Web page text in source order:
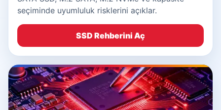
seçiminde uyumluluk risklerini açıklar.
SSD Rehberini Aç